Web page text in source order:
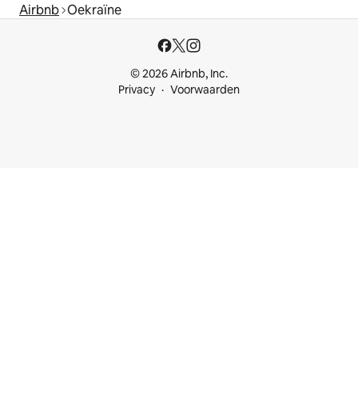
Airbnb Oekraïne
© 2026 Airbnb, Inc.
Privacy
Voorwaarden